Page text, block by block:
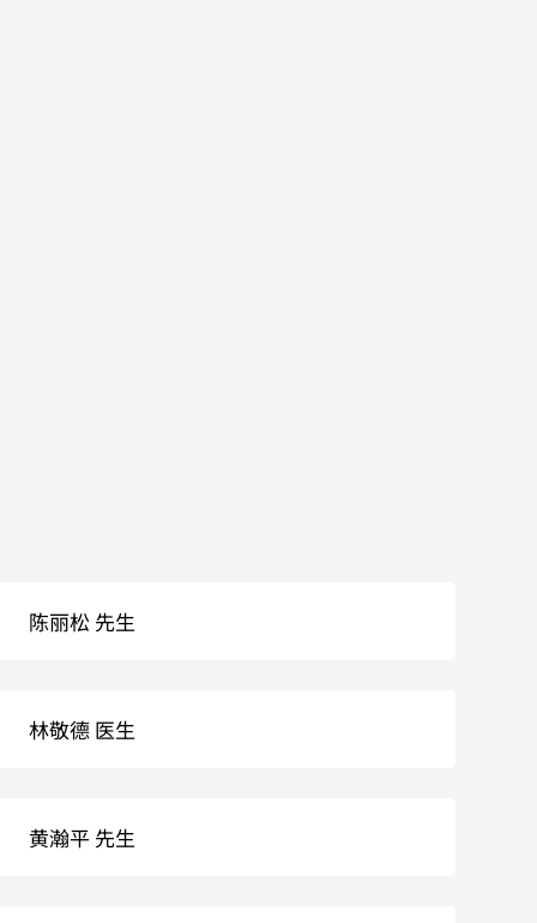
陈丽松 先生
林敬德 医生
黄瀚平 先生